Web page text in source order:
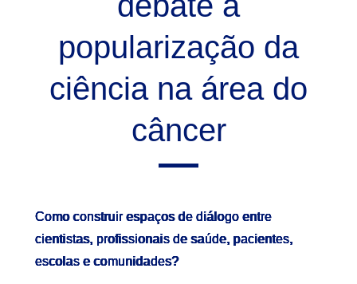
popularização da
ciência na área do
câncer
Como construir espaços de diálogo entre
cientistas, profissionais de saúde, pacientes,
escolas e comunidades?